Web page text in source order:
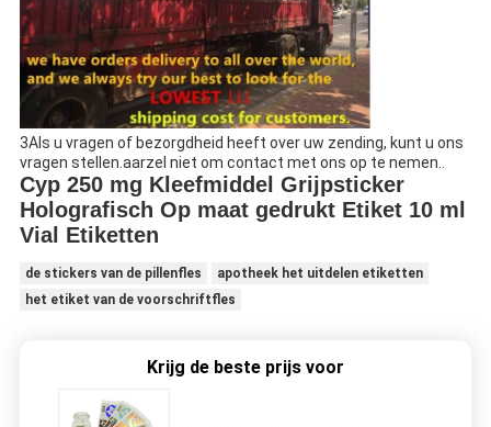
3Als u vragen of bezorgdheid heeft over uw zending, kunt u ons
vragen stellen.aarzel niet om contact met ons op te nemen..
Cyp 250 mg Kleefmiddel Grijpsticker
Holografisch Op maat gedrukt Etiket 10 ml
Vial Etiketten
de stickers van de pillenfles
apotheek het uitdelen etiketten
het etiket van de voorschriftfles
Krijg de beste prijs voor